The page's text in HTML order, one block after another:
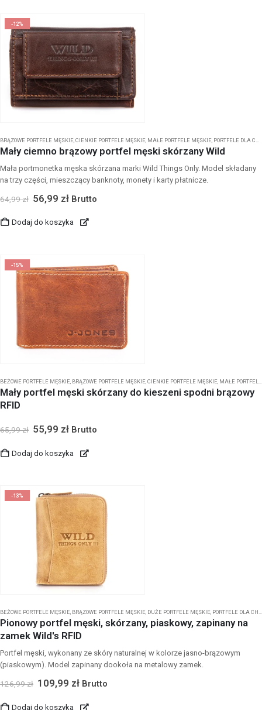
-12%
BRĄZOWE PORTFELE MĘSKIE CIENKIE PORTFELE MĘSKIE MAŁE PORTFELE MĘSKIE PORTFELE DLA CHŁOPCA
Mały ciemno brązowy portfel męski skórzany Wild
Mała portmonetka męska skórzana marki Wild Things Only. Model składany
na trzy części, mieszczący banknoty, monety i karty płatnicze.
64,99zł 56,99 zł Brutto
Dodaj do koszyka
-15%
BEŻOWE PORTFELE MĘSKIE BRĄZOWE PORTFELE MĘSKIE CIENKIE PORTFELE MĘSKIE MAŁE PORTFELE MĘSKIE
Mały portfel męski skórzany do kieszeni spodni brązowy
RFID
65,99zł 55,99 zł Brutto
Dodaj do koszyka
-13%
BEŻOWE PORTFELE MĘSKIE BRĄZOWE PORTFELE MĘSKIE DUŻE PORTFELE MĘSKIE PORTFELE DLA CHŁOPCA
Pionowy portfel męski, skórzany, piaskowy, zapinany na
zamek Wild's RFID
Portfel męski, wykonany ze skóry naturalnej w kolorze jasno-brązowym
(piaskowym). Model zapinany dookoła na metalowy zamek.
126,99zł 109,99 zł Brutto
Dodaj do koszyka